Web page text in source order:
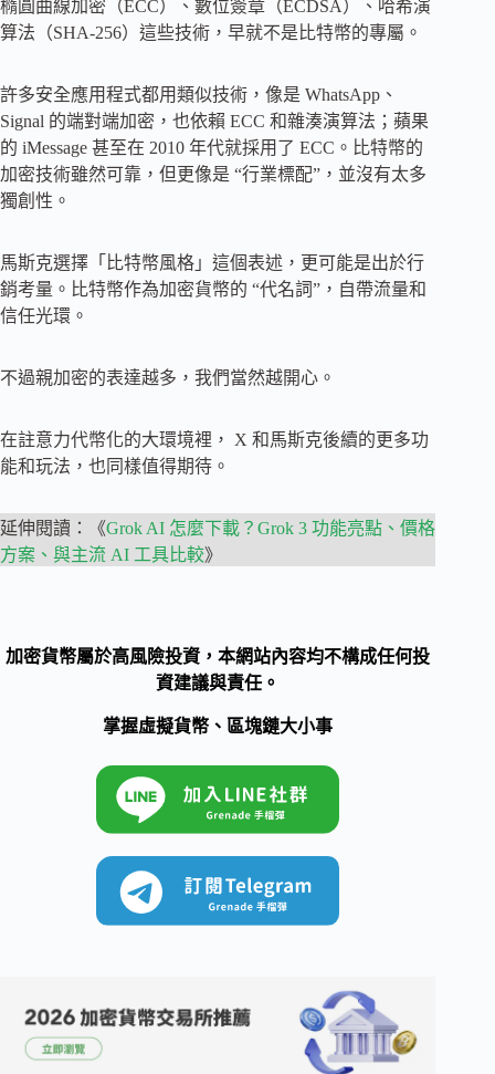
橢圓曲線加密（ECC）、數位簽章（ECDSA）、哈希演
算法（SHA-256）這些技術，早就不是比特幣的專屬。
許多安全應用程式都用類似技術，像是 WhatsApp、
Signal 的端對端加密，也依賴 ECC 和雜湊演算法；蘋果
的 iMessage 甚至在 2010 年代就採用了 ECC。比特幣的
加密技術雖然可靠，但更像是 “行業標配”，並沒有太多
獨創性。
馬斯克選擇「比特幣風格」這個表述，更可能是出於行
銷考量。比特幣作為加密貨幣的 “代名詞”，自帶流量和
信任光環。
不過親加密的表達越多，我們當然越開心。
在註意力代幣化的大環境裡， X 和馬斯克後續的更多功
能和玩法，也同樣值得期待。
延伸閱讀：《Grok AI 怎麼下載？Grok 3 功能亮點、價格
方案、與主流 AI 工具比較》
加密貨幣屬於高風險投資，本網站內容均不構成任何投
資建議與責任。
掌握虛擬貨幣、區塊鏈大小事